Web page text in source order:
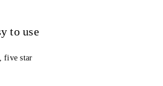
to use
five star